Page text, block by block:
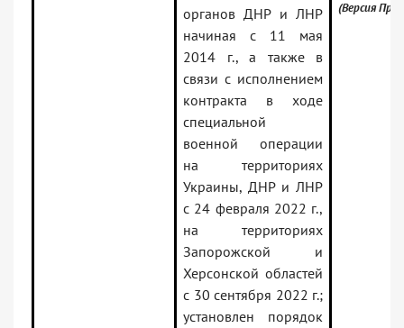
органов ДНР и ЛНР
начиная с 11 мая
2014 г., а также в
связи с исполнением
контракта в ходе
специальной
военной операции
на территориях
Украины, ДНР и ЛНР
с 24 февраля 2022 г.,
на территориях
Запорожской и
Херсонской областей
с 30 сентября 2022 г.;
установлен порядок
(Версия